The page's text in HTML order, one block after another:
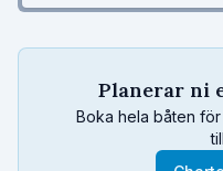
Planerar ni
Boka hela båten